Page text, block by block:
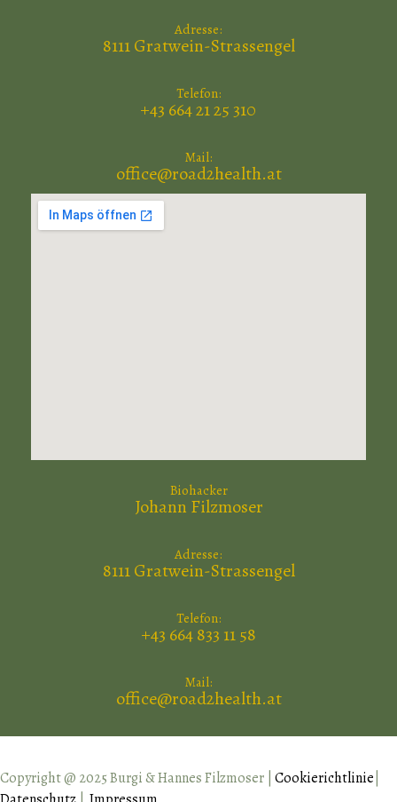
Adresse:
8111 Gratwein-Strassengel
Telefon:
+43 664 21 25 310
Mail:
office@road2health.at
Biohacker
Johann Filzmoser
Adresse:
8111 Gratwein-Strassengel
Telefon:
+43 664 833 11 58
Mail:
office@road2health.at
Copyright @ 2025 Burgi & Hannes Filzmoser | Cookierichtlinie